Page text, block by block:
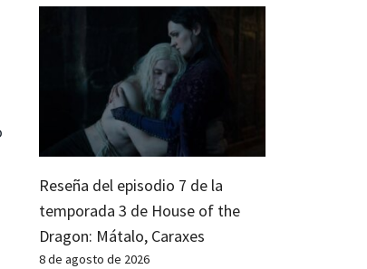
Reseña del episodio 7 de la
temporada 3 de House of the
Dragon: Mátalo, Caraxes
8 de agosto de 2026